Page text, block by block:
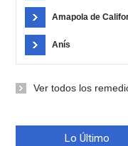
Amapola de
Anís
Ver todos los
Lo Último